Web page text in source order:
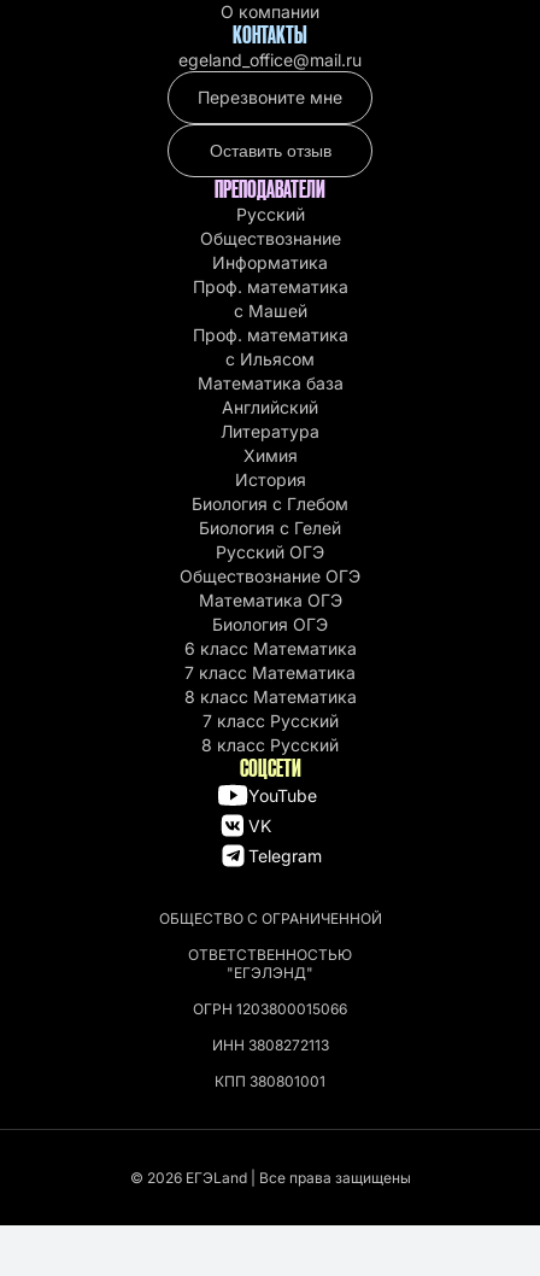
ОБЩЕСТВО С ОГРАНИЧЕННОЙ
ОТВЕТСТВЕННОСТЬЮ
"ЕГЭЛЭНД"
ОГРН 1203800015066
ИНН 3808272113
КПП 380801001
О компании
КОНТАКТЫ
egeland_office@mail.ru
Перезвоните мне
Оставить отзыв
ПРЕПОДАВАТЕЛИ
Русский
Обществознание
Информатика
Проф. математика
с Машей
Проф. математика
c Ильясом
Математика база
Английский
Литература
Химия
История
Биология с Глебом
Биология с Гелей
Русский ОГЭ
Обществознание ОГЭ
Математика ОГЭ
Биология ОГЭ
6 класс Математика
7 класс Математика
8 класс Математика
7 класс Русский
8 класс Русский
СОЦСЕТИ
YouTube
VK
Telegram
© 2026 EГЭLand | Все права защищены